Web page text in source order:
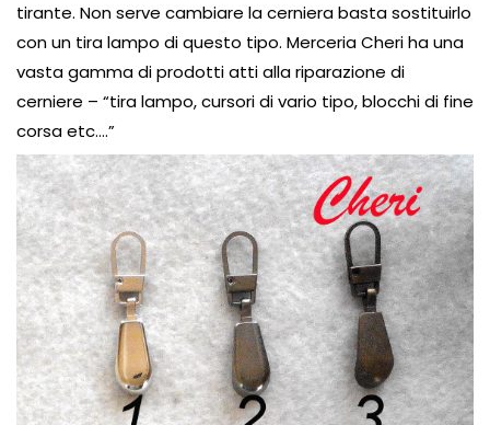
tirante. Non serve cambiare la cerniera basta sostituirlo
con un tira lampo di questo tipo. Merceria Cheri ha una
vasta gamma di prodotti atti alla riparazione di
cerniere – “tira lampo, cursori di vario tipo, blocchi di fine
corsa etc….”